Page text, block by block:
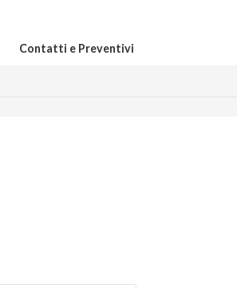
Contatti e Preventivi